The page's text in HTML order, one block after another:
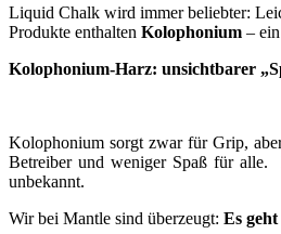
Liquid Chalk wird immer beliebter:
Produkte enthalten Kolophonium –
Kolophonium-Harz: unsichtbarer
Kolophonium sorgt zwar für Grip,
Betreiber und weniger Spaß für alle.
unbekannt.
Wir bei Mantle sind überzeugt: Es